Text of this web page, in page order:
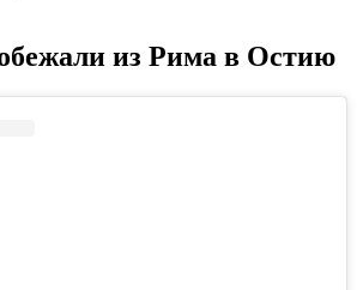
из Рима в Остию